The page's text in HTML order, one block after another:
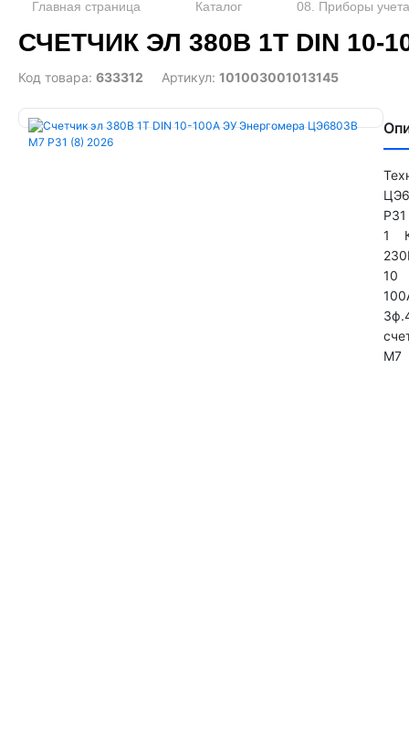
Главная страница Каталог 08. Приборы
СЧЕТЧИК ЭЛ 380В 1Т DIN 10-
Код товара: 633312 Артикул: 101003001013145
1
10
M7